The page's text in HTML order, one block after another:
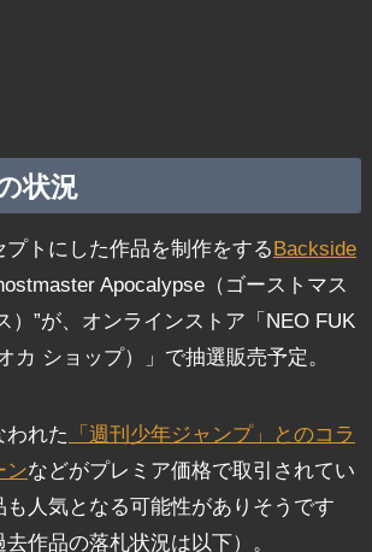
状況
プトにした作品を制作をするBackside
Apocalypse（ゴーストマス
）”が、オンラインストア「NEO FUK
カ ショップ）」で抽選販売予定。
われた
「週刊少年ジャンプ」とのコラ
ンなどがプレミア価格で取引されてい
も人気となる可能性がありそうです
去作品の落札状況は以下）。